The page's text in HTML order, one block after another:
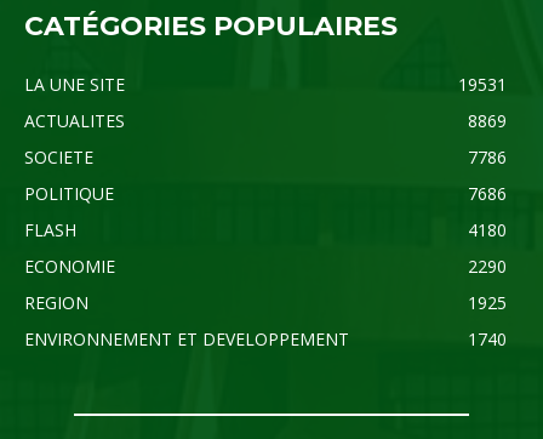
CATÉGORIES POPULAIRES
LA UNE SITE
19531
ACTUALITES
8869
SOCIETE
7786
POLITIQUE
7686
FLASH
4180
ECONOMIE
2290
REGION
1925
ENVIRONNEMENT ET DEVELOPPEMENT
1740